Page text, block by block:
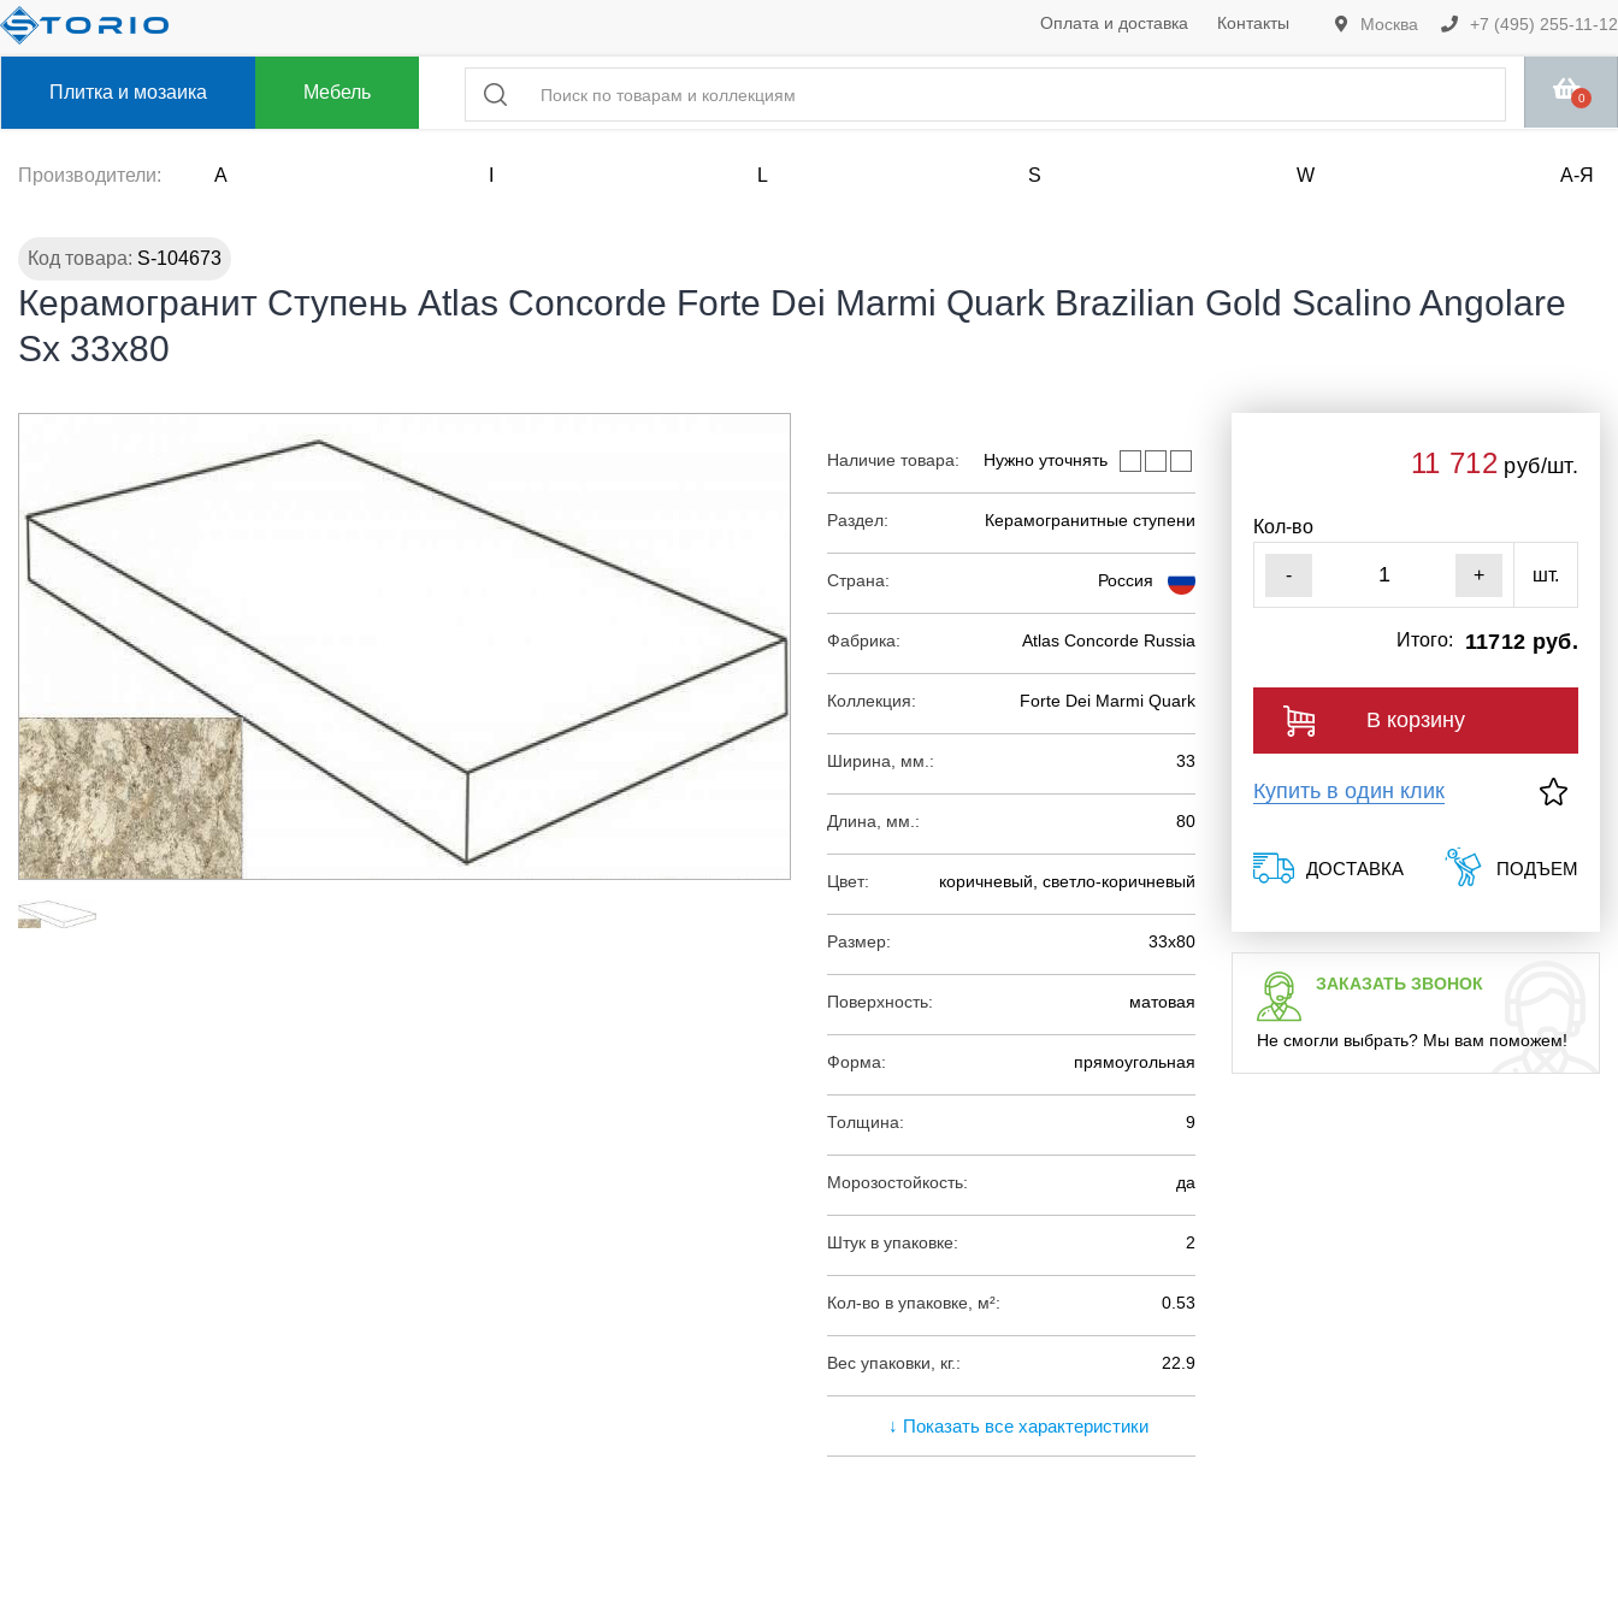
Москва +7 (495) 255-11-12
Оплата и доставка Контакты
Плитка и мозаика Мебель 0
Производители: A L S W А-Я
Код товара: S-104673
Керамогранит Ступень Atlas Concorde Forte Dei Marmi Quark Brazilian Gold Scalino Angolare
Sx 33x80
Наличие товара: Нужно уточнять
Раздел: Керамогранитные ступени
Страна: Россия
Фабрика: Atlas Concorde Russia
Коллекция: Forte Dei Marmi Quark
Ширина, мм.: 33
Длина, мм.: 80
Цвет: коричневый, светло-коричневый
Размер: 33х80
Поверхность: матовая
Форма: прямоугольная
Толщина: 9
Морозостойкость: да
Штук в упаковке: 2
Кол-во в упаковке, м²: 0.53
Вес упаковки, кг.: 22.9
↓ Показать все характеристики
11 712 руб/шт.
Кол-во
- + шт.
11712 руб.
Итого:
В корзину
Купить в один клик
ДОСТАВКА ПОДЪЕМ
ЗАКАЗАТЬ ЗВОНОК
Не смогли выбрать? Мы вам поможем!